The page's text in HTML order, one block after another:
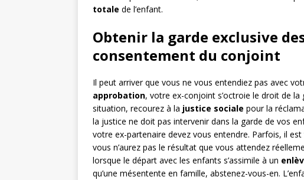
totale de l’enfant.
Obtenir la garde exclusive
consentement du conjoint
Il peut arriver que vous ne vous entendiez pas avec
approbation, votre ex-conjoint s’octroie le droit de
situation, recourez à la justice sociale pour la
la justice ne doit pas intervenir dans la garde de vos
votre ex-partenaire devez vous entendre. Parfois, il est
vous n’aurez pas le résultat que vous attendez
lorsque le départ avec les enfants s’assimile à un
qu’une mésentente en famille, abstenez-vous-en.